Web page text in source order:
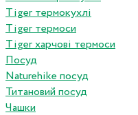
Tiger термокухлі
Tiger термоси
Tiger харчові термоси
Посуд
Naturehike посуд
Титановий посуд
Чашки